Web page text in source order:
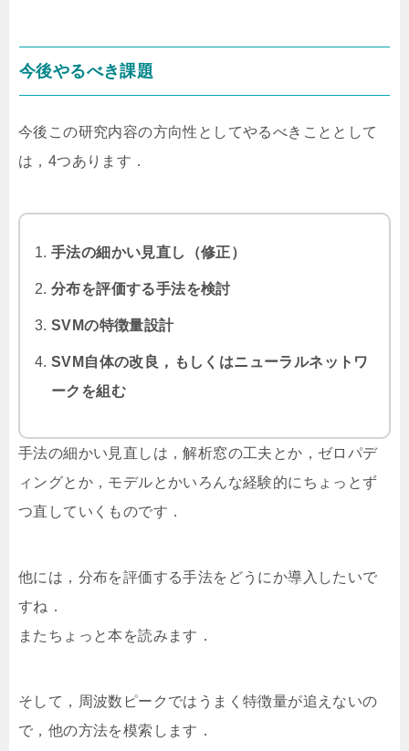
今後やるべき課題
今後この研究内容の方向性としてやるべきこととして
は，4つあります．
手法の細かい見直し（修正）
分布を評価する手法を検討
SVMの特徴量設計
SVM自体の改良，もしくはニューラルネットワ
ークを組む
手法の細かい見直しは，解析窓の工夫とか，ゼロパデ
ィングとか，モデルとかいろんな経験的にちょっとず
つ直していくものです．
他には，分布を評価する手法をどうにか導入したいで
すね．
またちょっと本を読みます．
そして，周波数ピークではうまく特徴量が追えないの
で，他の方法を模索します．